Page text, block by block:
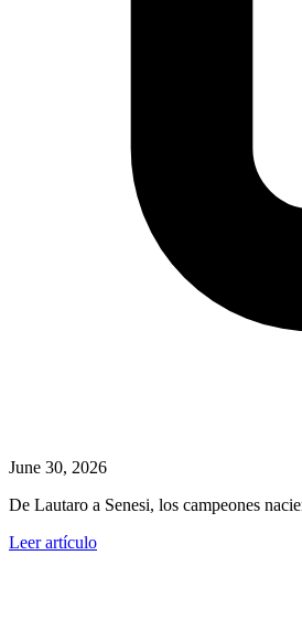
June 30, 2026
De Lautaro a Senesi, los campeones
Leer artículo